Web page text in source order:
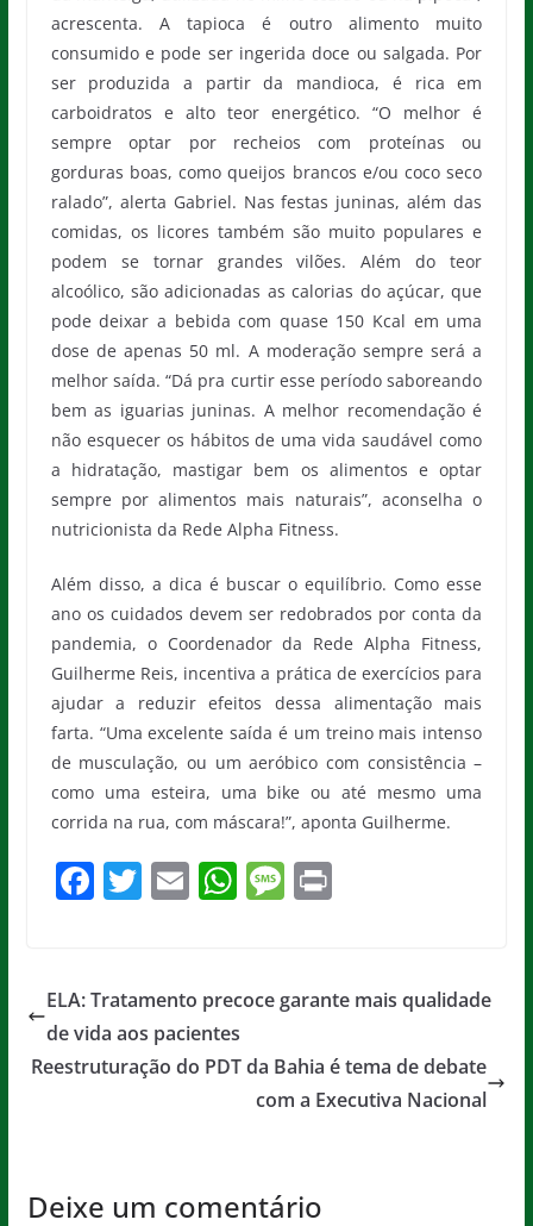
acrescenta. A tapioca é outro alimento muito
consumido e pode ser ingerida doce ou salgada. Por
ser produzida a partir da mandioca, é rica em
carboidratos e alto teor energético. “O melhor é
sempre optar por recheios com proteínas ou
gorduras boas, como queijos brancos e/ou coco seco
ralado”, alerta Gabriel. Nas festas juninas, além das
comidas, os licores também são muito populares e
podem se tornar grandes vilões. Além do teor
alcoólico, são adicionadas as calorias do açúcar, que
pode deixar a bebida com quase 150 Kcal em uma
dose de apenas 50 ml. A moderação sempre será a
melhor saída. “Dá pra curtir esse período saboreando
bem as iguarias juninas. A melhor recomendação é
não esquecer os hábitos de uma vida saudável como
a hidratação, mastigar bem os alimentos e optar
sempre por alimentos mais naturais”, aconselha o
nutricionista da Rede Alpha Fitness.
Além disso, a dica é buscar o equilíbrio. Como esse
ano os cuidados devem ser redobrados por conta da
pandemia, o Coordenador da Rede Alpha Fitness,
Guilherme Reis, incentiva a prática de exercícios para
ajudar a reduzir efeitos dessa alimentação mais
farta. “Uma excelente saída é um treino mais intenso
de musculação, ou um aeróbico com consistência –
como uma esteira, uma bike ou até mesmo uma
corrida na rua, com máscara!”, aponta Guilherme.
F
e
b
o
T
er
E
l
W
s
A
p
p
M
a
e
Pr
ELA: Tratamento precoce garante mais qualidade
de vida aos pacientes
Reestruturação do PDT da Bahia é tema de debate
com a Executiva Nacional
Deixe um comentário